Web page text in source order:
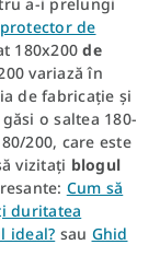
protector de
180x200de
variază în
de fabricație și
o saltea 180-
200, care este
vizitați blogul
Cum să
duritatea
ideal? sau Ghid